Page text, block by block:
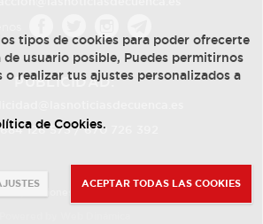
PUBLICIDAD:
684 126 573/670 726 392
tipos de cookies para poder ofrecerte
usuario posible, Puedes permitirnos
o realizar tus ajustes personalizados a
de Cookies.
ACEPTAR TODAS LAS COOKIES